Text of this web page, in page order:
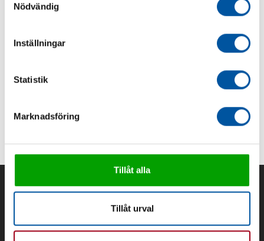
Nödvändig
Inställningar
Statistik
Marknadsföring
Tillåt alla
Tillåt urval
RO Smart Osmos (Osmosanläggning mot t.ex. klorid, arsenik, bly,
LP / LL 600 (Syreaktivator mot dålig lukt, svavelväte)
UV Max D4, E4, F4 (UV-filter mot bakterier)